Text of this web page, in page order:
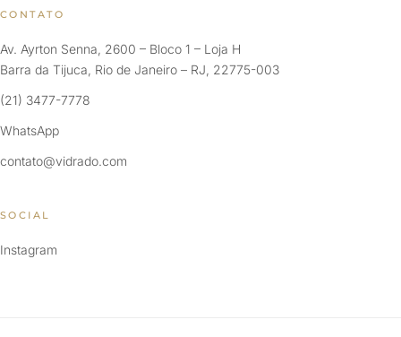
CONTATO
Av. Ayrton Senna, 2600 – Bloco 1 – Loja H
Barra da Tijuca, Rio de Janeiro – RJ, 22775-003
(21) 3477-7778
WhatsApp
contato@vidrado.com
SOCIAL
Instagram